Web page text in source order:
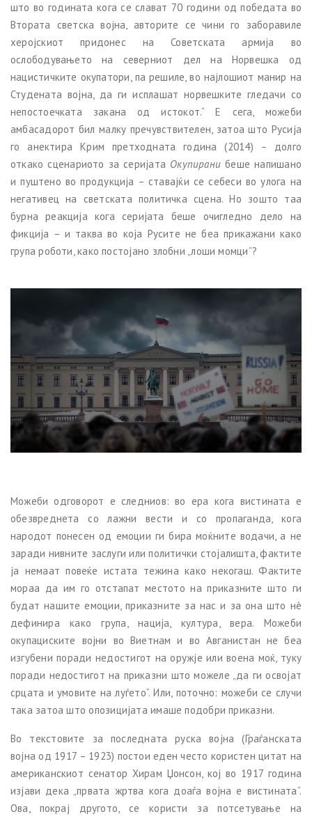
што во годината кога се слават 70 години од победата во
Втората светска војна, авторите се чини го заборавиле
херојскиот придонес на Советската армија во
ослободувањето на северниот дел на Норвешка од
нацистичките окупатори, па решиле, во најлошиот манир на
Студената војна, да ги исплашат норвешките гледачи со
непостоечката закана од истокот.“ Е сега, можеби
амбасадорот бил малку пречувствителен, затоа што Русија
го анектира Крим претходната година (2014) – долго
откако сценариото за серијата Окупирани беше напишано
и пуштено во продукција – ставајќи се себеси во улога на
негативец на светската политичка сцена. Но зошто таа
бурна реакција кога серијата беше очигледно дело на
фикција – и таква во која Русите не беа прикажани како
група роботи, како постојано злобни „лоши момци“?
Можеби одговорот е следниов: во ера кога вистината е
обезвреднета со лажни вести и со пропаганда, кога
народот понесен од емоции ги бира моќните водачи, а не
заради нивните заслуги или политички стојалишта, фактите
ја немаат повеќе истата тежина како некогаш. Фактите
мораа да им го отстапат местото на приказните што ги
будат нашите емоции, приказните за нас и за она што нè
дефинира како група, нација, култура, вера. Можеби
окупациските војни во Виетнам и во Авганистан не беа
изгубени поради недостигот на оружје или воена моќ, туку
поради недостигот на приказни што можеле „да ги освојат
срцата и умовите на луѓето“. Или, поточно: можеби се случи
така затоа што опозицијата имаше подобри приказни.
Во текстовите за последната руска војна (Граѓанската
војна од 1917 – 1923) постои еден често користен цитат на
американскиот сенатор Хирам Џонсон, кој во 1917 година
изјави дека „првата жртва кога доаѓа војна е вистината“.
Ова, покрај другото, се користи за потсетување на